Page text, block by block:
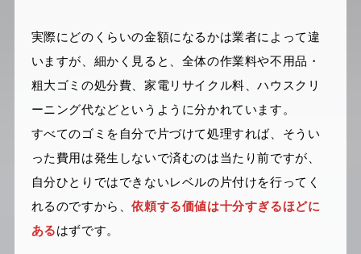
実際にどのくらいの金額になるかは業者によって違
いますが、細かく見ると、全体の作業料や不用品・
粗大ゴミの処分費、家電リサイクル料、ハウスクリ
ーニング代などというように分かれています。
すべてのゴミを自分で片づけて処理すれば、そうい
った費用は発生しないで済むのは当たり前ですが、
自分ひとりではできないレベルの片付けを行ってく
れるのですから、依頼する価値は十分すぎるほどに
あるはずです。